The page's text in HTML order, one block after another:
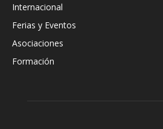
Internacional
Ferias y Eventos
Asociaciones
Formación